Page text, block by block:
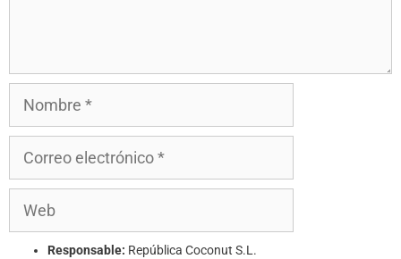
Responsable: República Coconut S.L.